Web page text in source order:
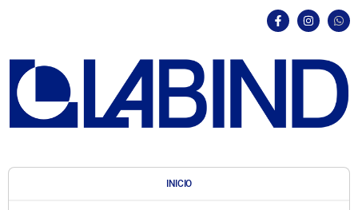
INICIO